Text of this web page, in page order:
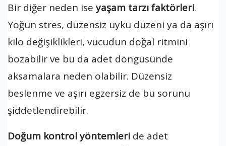
Bir diğer neden iseyaşam tarzı faktörleri.
Yoğun stres, düzensiz uyku düzeni ya da aşırı
kilo değişiklikleri, vücudun doğal ritmini
bozabilir ve bu da adet döngüsünde
aksamalara neden olabilir. Düzensiz
beslenme ve aşırı egzersiz de bu sorunu
şiddetlendirebilir.
Doğum kontrol yöntemleri de adet